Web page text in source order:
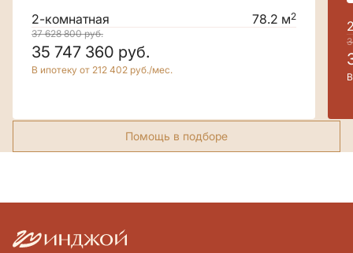
2-комнатная 78.2 м2
37 628 800руб.
35 747 360 руб.
В ипотеку от 212 402 руб./мес.
Помощь в подборе